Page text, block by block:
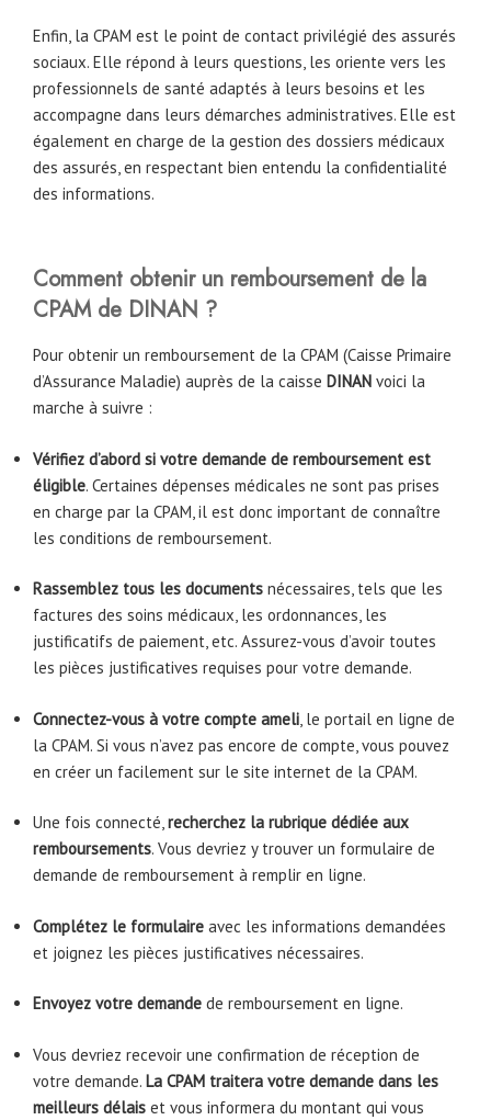
Enfin, la CPAM est le point de contact privilégié des assurés
sociaux. Elle répond à leurs questions, les oriente vers les
professionnels de santé adaptés à leurs besoins et les
accompagne dans leurs démarches administratives. Elle est
également en charge de la gestion des dossiers médicaux
des assurés, en respectant bien entendu la confidentialité
des informations.
Comment obtenir un remboursement de la
CPAM de DINAN ?
Pour obtenir un remboursement de la CPAM (Caisse Primaire
d’Assurance Maladie) auprès de la caisse DINAN voici la
marche à suivre :
Vérifiez d’abord si votre demande de remboursement est
éligible. Certaines dépenses médicales ne sont pas prises
en charge par la CPAM, il est donc important de connaître
les conditions de remboursement.
Rassemblez tous les documents nécessaires, tels que les
factures des soins médicaux, les ordonnances, les
justificatifs de paiement, etc. Assurez-vous d’avoir toutes
les pièces justificatives requises pour votre demande.
Connectez-vous à votre compte ameli, le portail en ligne de
la CPAM. Si vous n’avez pas encore de compte, vous pouvez
en créer un facilement sur le site internet de la CPAM.
Une fois connecté,recherchez la rubrique dédiée aux
remboursements. Vous devriez y trouver un formulaire de
demande de remboursement à remplir en ligne.
Complétez le formulaire avec les informations demandées
et joignez les pièces justificatives nécessaires.
Envoyez votre demande de remboursement en ligne.
Vous devriez recevoir une confirmation de réception de
votre demande. La CPAM traitera votre demande dans les
meilleurs délais et vous informera du montant qui vous